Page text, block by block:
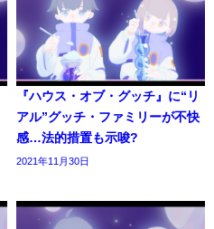
『ハウス・オブ・グッチ』に“リ
アル”グッチ・ファミリーが不快
感…法的措置も示唆?
2021年11月30日